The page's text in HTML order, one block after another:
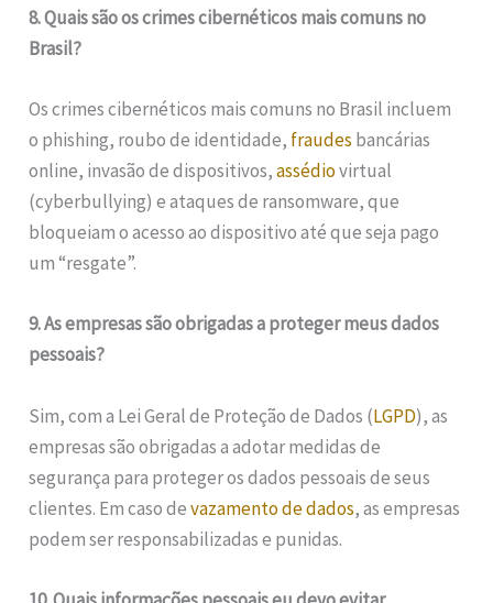
8. Quais são os crimes cibernéticos mais comuns no
Brasil?
Os crimes cibernéticos mais comuns no Brasil incluem
o phishing, roubo de identidade, fraudes bancárias
online, invasão de dispositivos,assédiovirtual
(cyberbullying) e ataques de ransomware, que
bloqueiam o acesso ao dispositivo até que seja pago
um “resgate”.
9. As empresas são obrigadas a proteger meus dados
pessoais?
Sim, com a Lei Geral de Proteção de Dados (LGPD), as
empresas são obrigadas a adotar medidas de
segurança para proteger os dados pessoais de seus
clientes. Em caso devazamento de dados, as empresas
podem ser responsabilizadas e punidas.